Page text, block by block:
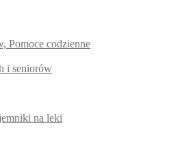
Pomoce codzienne
i seniorów
na leki